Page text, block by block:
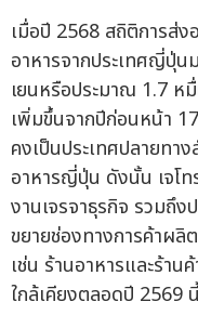
เมื่อปี 2568 สถิติการส่ง
อาหารจากประเทศญี่ปุ่
เยนหรือประมาณ 1.7 ห
เพิ่มขึ้นจากปีก่อนหน้า
คงเป็นประเทศปลายทา
อาหารญี่ปุ่น ดังนั้น เจโ
งานเจรจาธุรกิจ รวมถึ
ขยายช่องทางการค้าผ
เช่น ร้านอาหารและร้า
ใกล้เคียงตลอดปี 2569